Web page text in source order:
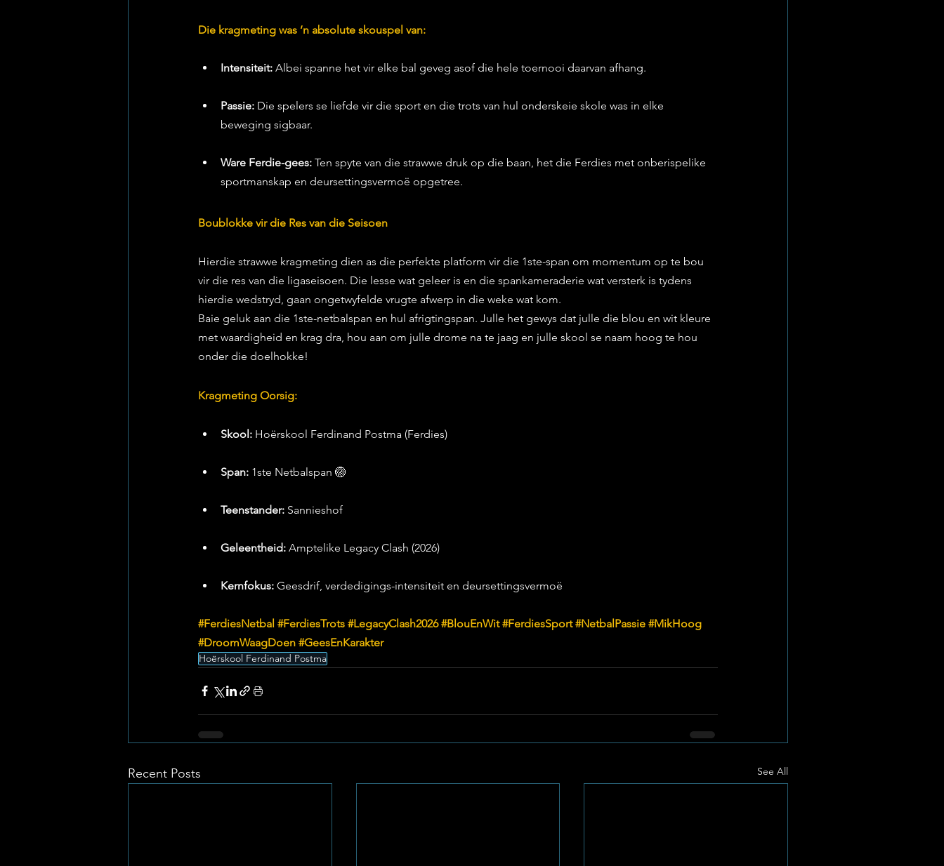
Die kragmeting was ’n absolute skouspel van:
Intensiteit: Albei spanne het vir elke bal geveg asof die hele toernooi daarvan afhang.
Passie: Die spelers se liefde vir die sport en die trots van hul onderskeie skole was in elke
beweging sigbaar.
Ware Ferdie-gees: Ten spyte van die strawwe druk op die baan, het die Ferdies met onberispelike
sportmanskap en deursettingsvermoë opgetree.
Boublokke vir die Res van die Seisoen
Hierdie strawwe kragmeting dien as die perfekte platform vir die 1ste-span om momentum op te bou
vir die res van die ligaseisoen. Die lesse wat geleer is en die spankameraderie wat versterk is tydens
hierdie wedstryd, gaan ongetwyfelde vrugte afwerp in die weke wat kom.
Baie geluk aan die 1ste-netbalspan en hul afrigtingspan. Julle het gewys dat julle die blou en wit kleure
met waardigheid en krag dra, hou aan om julle drome na te jaag en julle skool se naam hoog te hou
onder die doelhokke!
Kragmeting Oorsig:
Skool: Hoërskool Ferdinand Postma (Ferdies)
Span: 1ste Netbalspan 🏐
Teenstander: Sannieshof
Geleentheid: Amptelike Legacy Clash (2026)
Kernfokus: Geesdrif, verdedigings-intensiteit en deursettingsvermoë
#FerdiesNetbal #FerdiesTrots #LegacyClash2026 #BlouEnWit #FerdiesSport #NetbalPassie #MikHoog
#DroomWaagDoen #GeesEnKarakter
Hoërskool Ferdinand Postma
Recent Posts See All